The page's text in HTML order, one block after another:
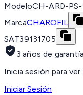
ModeloCH-ARD-
MarcaCHAROFIL
SAT39131705
3 años de garantía
Inicia sesión para
Iniciar Sesión